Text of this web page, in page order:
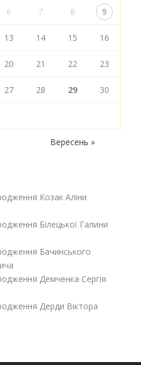
6 7 8 9
13 14 15 16
20 21 22 23
27 28 29 30
Вересень »
Козак Аліни
Білецької Галини
Бачинського
Демченка Сергія
Дерди Віктора